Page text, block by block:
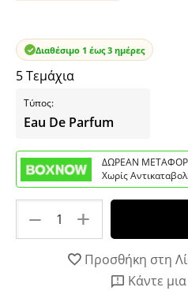
Διαθέσιμο 1 έως 3 ημέρες
5 Τεμάχια
Τύπος:
Eau De Parfum
ΔΩΡΕΑΝ
Χωρίς
+
−
Προσθήκη στη
Κάντε